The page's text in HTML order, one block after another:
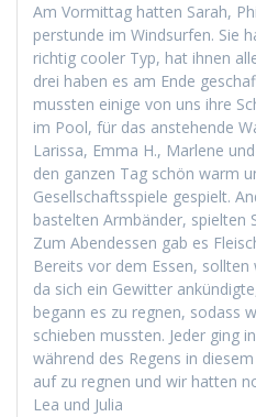
Am Vor­mit­tag hat­ten Sarah,
per­stunde im Wind­sur­fen. Sie
richtig cool­er Typ, hat ihnen
drei haben es am Ende
mussten einige von uns ihre
im Pool, für das anste­hende
Laris­sa, Emma H., Mar­lene
den ganzen Tag schön warm
Gesellschaftsspiele gespielt.
bastel­ten Arm­bän­der, spiel­ten
Zum Aben­dessen gab es
Bere­its vor dem Essen,
da sich ein Gewit­ter
begann es zu reg­nen, sodass
schieben mussten. Jed­er ging
während des Regens in
auf zu reg­nen und wir hat­ten
Lea und Julia